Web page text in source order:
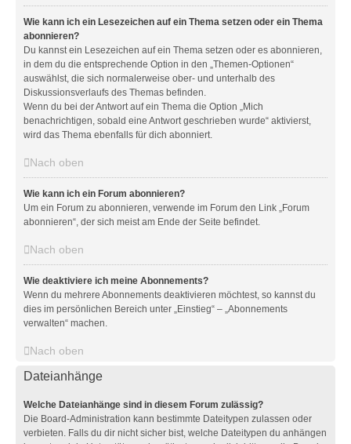
Wie kann ich ein Lesezeichen auf ein Thema setzen oder ein Thema
abonnieren?
Du kannst ein Lesezeichen auf ein Thema setzen oder es abonnieren,
in dem du die entsprechende Option in den „Themen-Optionen“
auswählst, die sich normalerweise ober- und unterhalb des
Diskussionsverlaufs des Themas befinden.
Wenn du bei der Antwort auf ein Thema die Option „Mich
benachrichtigen, sobald eine Antwort geschrieben wurde“ aktivierst,
wird das Thema ebenfalls für dich abonniert.
Nach oben
Wie kann ich ein Forum abonnieren?
Um ein Forum zu abonnieren, verwende im Forum den Link „Forum
abonnieren“, der sich meist am Ende der Seite befindet.
Nach oben
Wie deaktiviere ich meine Abonnements?
Wenn du mehrere Abonnements deaktivieren möchtest, so kannst du
dies im persönlichen Bereich unter „Einstieg“ – „Abonnements
verwalten“ machen.
Nach oben
Dateianhänge
Welche Dateianhänge sind in diesem Forum zulässig?
Die Board-Administration kann bestimmte Dateitypen zulassen oder
verbieten. Falls du dir nicht sicher bist, welche Dateitypen du anhängen